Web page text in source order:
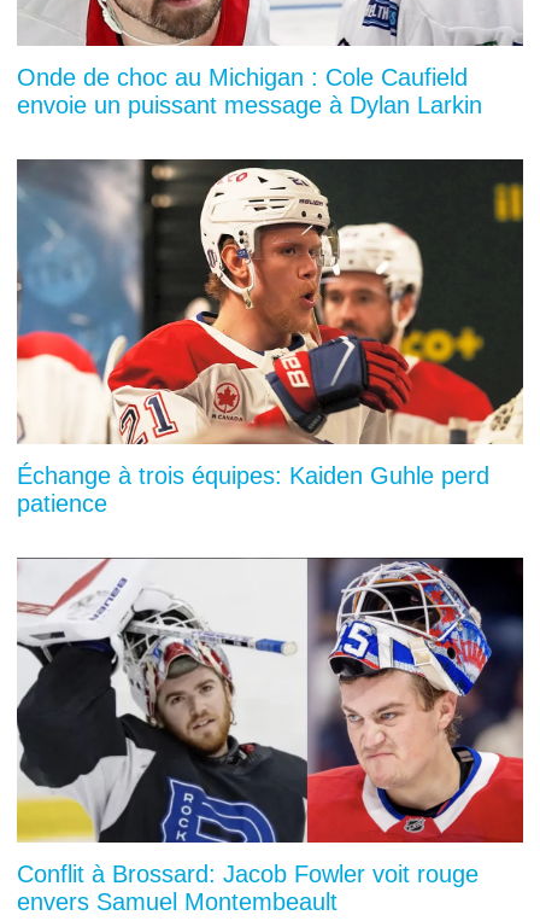
Onde de choc au Michigan : Cole Caufield
envoie un puissant message à Dylan Larkin
Échange à trois équipes: Kaiden Guhle perd
patience
Conflit à Brossard: Jacob Fowler voit rouge
envers Samuel Montembeault